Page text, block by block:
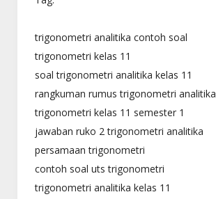
trigonometri analitika contoh soal
trigonometri kelas 11
soal trigonometri analitika kelas 11
rangkuman rumus trigonometri analitika
trigonometri kelas 11 semester 1
jawaban ruko 2 trigonometri analitika
persamaan trigonometri
contoh soal uts trigonometri
trigonometri analitika kelas 11